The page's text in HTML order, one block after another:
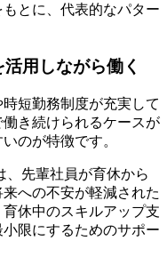
とに、代表的なパター
用しながら働く
短勤務制度が充実して
き続けられるケースが
のが特徴です。
、先輩社員が育休から
への不安が軽減された
休中のスキルアップ支
限にするためのサポー